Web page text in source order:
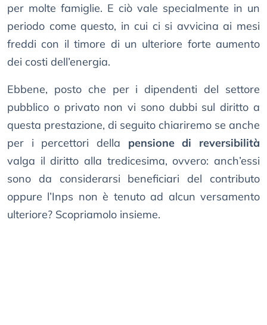
per molte famiglie. E ciò vale specialmente in un
periodo come questo, in cui ci si avvicina ai mesi
freddi con il timore di un ulteriore forte aumento
dei costi dell’energia.
Ebbene, posto che per i dipendenti del settore
pubblico o privato non vi sono dubbi sul diritto a
questa prestazione, di seguito chiariremo se anche
per i percettori della pensione di reversibilità
valga il diritto alla tredicesima, ovvero: anch’essi
sono da considerarsi beneficiari del contributo
oppure l’Inps non è tenuto ad alcun versamento
ulteriore? Scopriamolo insieme.